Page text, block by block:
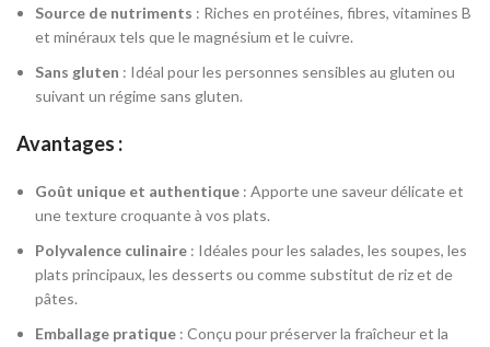
Source de nutriments : Riches en protéines, fibres, vitamines B
et minéraux tels que le magnésium et le cuivre.
Sans gluten : Idéal pour les personnes sensibles au gluten ou
suivant un régime sans gluten.
Avantages :
Goût unique et authentique : Apporte une saveur délicate et
une texture croquante à vos plats.
Polyvalence culinaire : Idéales pour les salades, les soupes, les
plats principaux, les desserts ou comme substitut de riz et de
pâtes.
Emballage pratique : Conçu pour préserver la fraîcheur et la